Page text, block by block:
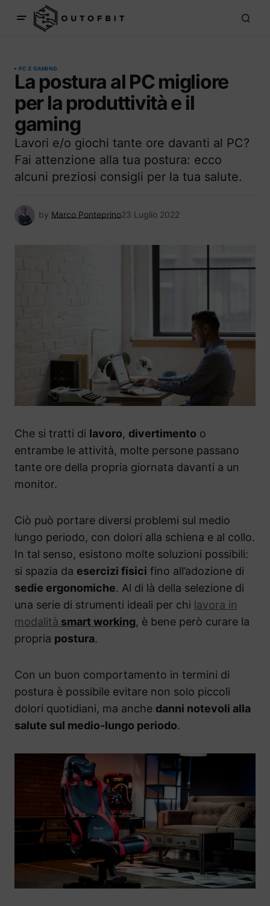
PC E GAMING
La postura al PC migliore
per la produttività e il
gaming
Lavori e/o giochi tante ore davanti al PC?
Fai attenzione alla tua postura: ecco
alcuni preziosi consigli per la tua salute.
by Marco Ponteprino23 Luglio 2022
Che si tratti di lavoro, divertimento o
entrambe le attività, molte persone passano
tante ore della propria giornata davanti a un
monitor.
Ciò può portare diversi problemi sul medio
lungo periodo, con dolori alla schiena e al collo.
In tal senso, esistono molte soluzioni possibili:
si spazia da esercizi fisici fino all’adozione di
sedie ergonomiche. Al di là della selezione di
una serie di strumenti ideali per chi lavora in
modalità smart working, è bene però curare la
propria postura.
Con un buon comportamento in termini di
postura è possibile evitare non solo piccoli
dolori quotidiani, ma anche danni notevoli alla
salute sul medio-lungo periodo.